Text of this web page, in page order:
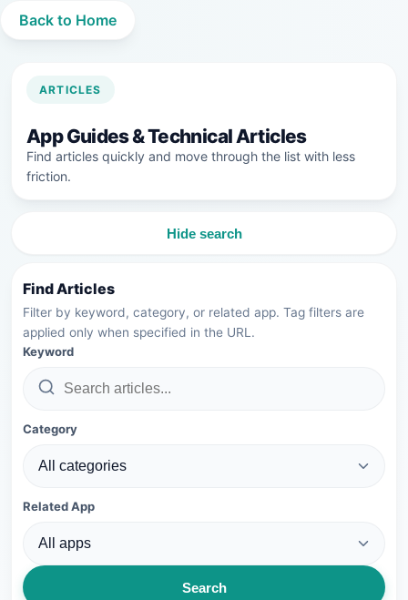
Back to Home
ARTICLES
App Guides & Technical Articles
Find articles quickly and move through the list with less
friction.
Hide search
Find Articles
Filter by keyword, category, or related app. Tag filters are
applied only when specified in the URL.
Keyword
Category
Related App
Search